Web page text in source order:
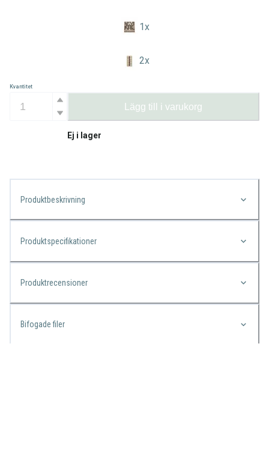
1x
2x
Kvantitet
Lägg till i varukorg
Ej i lager
Produktbeskrivning
Produktspecifikationer
Produktrecensioner
Bifogade filer